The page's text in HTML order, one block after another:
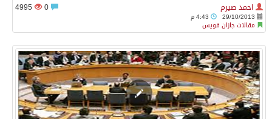
احمد صيرم
29/10/2013
مقالات جازان فويس
4995